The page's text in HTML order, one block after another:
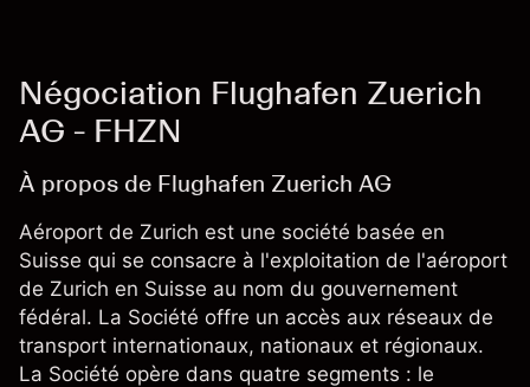
Négociation Flughafen Zuerich
AG - FHZN
À propos de Flughafen Zuerich AG
Aéroport de Zurich est une société basée en
Suisse qui se consacre à l'exploitation de l'aéroport
de Zurich en Suisse au nom du gouvernement
fédéral. La Société offre un accès aux réseaux de
transport internationaux, nationaux et régionaux.
La Société opère dans quatre segments : le